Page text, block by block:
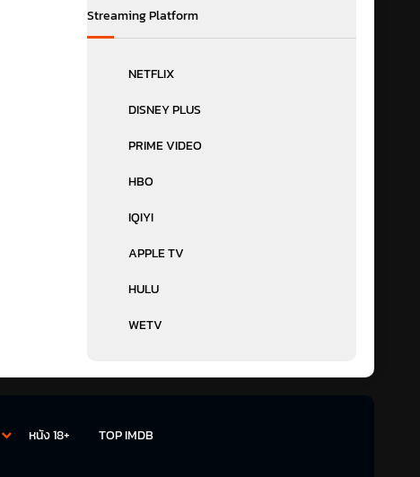
Streaming Platform
NETFLIX
DISNEY PLUS
PRIME VIDEO
HBO
IQIYI
APPLE TV
HULU
WETV
หนัง 18+ TOP IMDB